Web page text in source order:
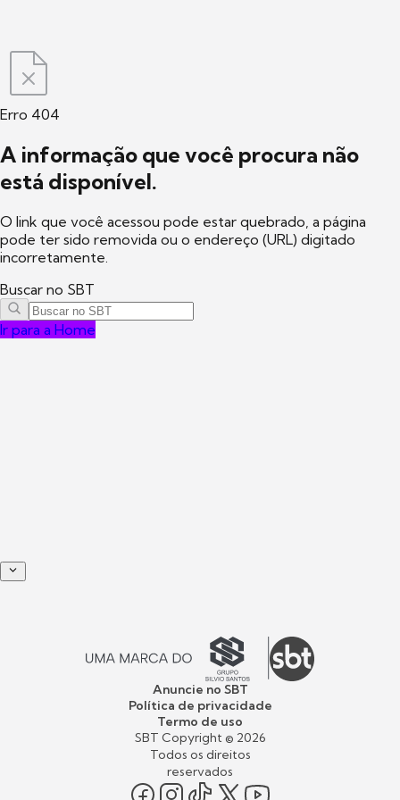
Erro 404
A informação que você procura não
está disponível.
O link que você acessou pode estar quebrado, a página
pode ter sido removida ou o endereço (URL) digitado
incorretamente.
Buscar no SBT
Ir para a Home
Anuncie no SBT
Política de privacidade
Termo de uso
SBT Copyright © 2026
Todos os direitos
reservados